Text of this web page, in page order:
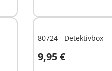
80724 - Detektivbox
9,95 €
In den Warenkorb